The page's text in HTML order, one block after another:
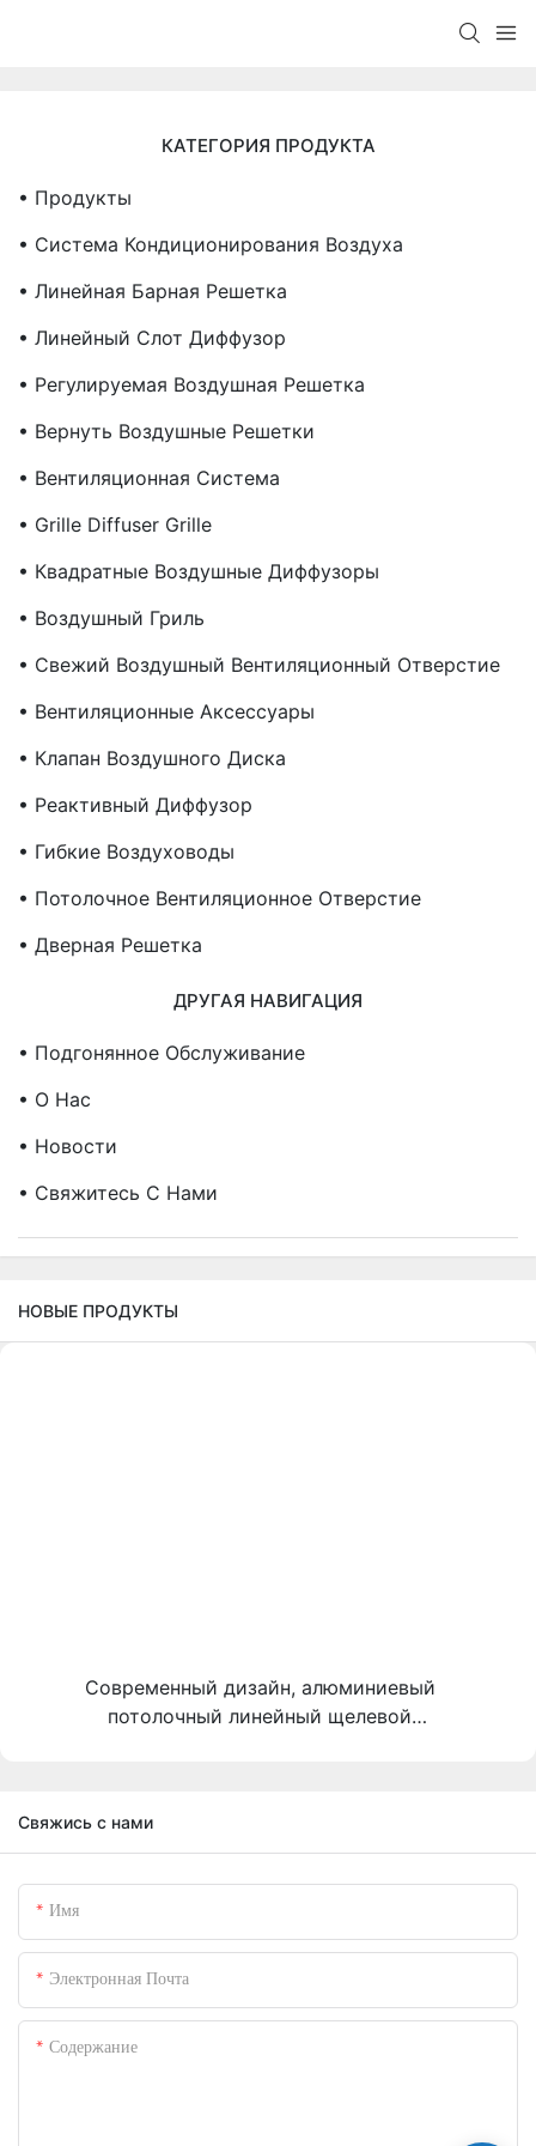
КАТЕГОРИЯ ПРОДУКТА
• Продукты
• Система Кондиционирования Воздуха
• Линейная Барная Решетка
• Линейный Слот Диффузор
• Регулируемая Воздушная Решетка
• Вернуть Воздушные Решетки
• Вентиляционная Система
• Grille Diffuser Grille
• Квадратные Воздушные Диффузоры
• Воздушный Гриль
• Свежий Воздушный Вентиляционный Отверстие
• Вентиляционные Аксессуары
• Клапан Воздушного Диска
• Реактивный Диффузор
• Гибкие Воздуховоды
• Потолочное Вентиляционное Отверстие
• Дверная Решетка
ДРУГАЯ НАВИГАЦИЯ
• Подгонянное Обслуживание
• О Нас
• Новости
• Свяжитесь С Нами
НОВЫЕ ПРОДУКТЫ
Современный дизайн, алюминиевый
потолочный линейный щелевой
Свяжись с нами
Имя
Электронная Почта
Содержание